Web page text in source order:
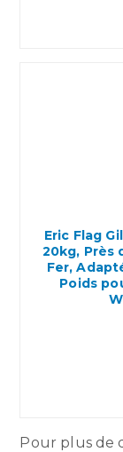
Eric Flag
20kg, Près
Fer,
Poids
Pour plus de